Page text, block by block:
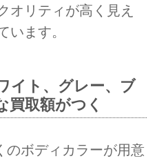
オリティが高く見え
います。
イト、グレー、ブ
買取額がつく
のボディカラーが用意